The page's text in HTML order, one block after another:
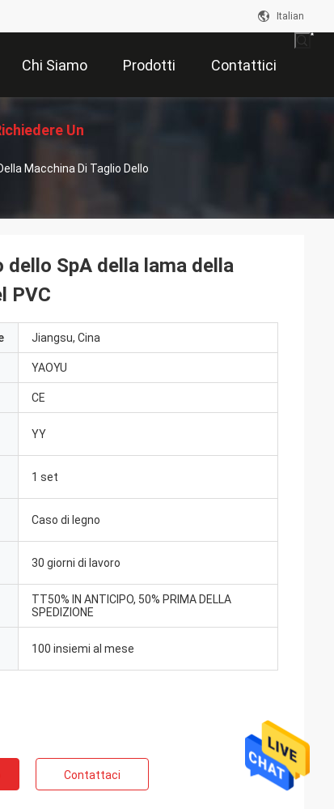
Italian
Chi Siamo Prodotti Contattici
Un
Macchina Di Taglio Dello
SpA della lama della
PVC
Jiangsu, Cina
YAOYU
CE
YY
1 set
Caso di legno
30 giorni di lavoro
TT50% IN ANTICIPO, 50% PRIMA DELLA
SPEDIZIONE
100 insiemi al mese
Contattaci